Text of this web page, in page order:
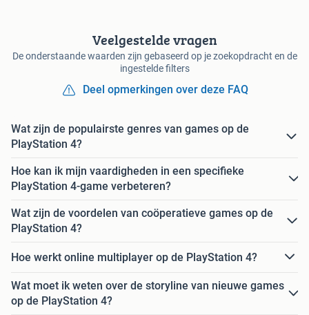
Veelgestelde vragen
De onderstaande waarden zijn gebaseerd op je zoekopdracht en de
ingestelde filters
Deel opmerkingen over deze FAQ
Wat zijn de populairste genres van games op de
PlayStation 4?
Hoe kan ik mijn vaardigheden in een specifieke
PlayStation 4-game verbeteren?
Wat zijn de voordelen van coöperatieve games op de
PlayStation 4?
Hoe werkt online multiplayer op de PlayStation 4?
Wat moet ik weten over de storyline van nieuwe games
op de PlayStation 4?